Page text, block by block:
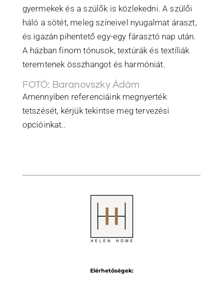
gyermekek és a szülők is közlekedni. A szülői
háló a sötét, meleg színeivel nyugalmat áraszt,
és igazán pihentető egy-egy fárasztó nap után.
A házban finom tónusok, textúrák és textíliák
teremtenek összhangot és harmóniát.
FOTÓ: Baranovszky Ádám
Amennyiben referenciáink megnyerték
tetszését, kérjük tekintse meg tervezési
opcióinkat..
Elérhetőségek: